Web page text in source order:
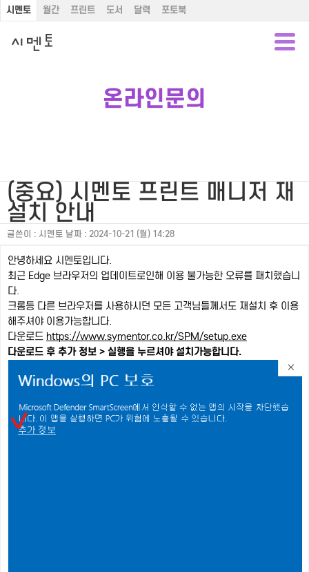
시멘토 월간 프린트 도서 달력 포토북
온라인문의
(중요) 시멘토 프린트 매니저 재
설치 안내
글쓴이 : 시멘토 날짜 : 2024-10-21 (월) 14:28
안녕하세요 시멘토입니다.
최근 Edge 브라우저의 업데이트로인해 이용 불가능한 오류를 패치했습니
다.
크롬등 다른 브라우저를 사용하시던 모든 고객님들께서도 재설치 후 이용
해주셔야 이용가능합니다.
다운로드 https://www.symentor.co.kr/SPM/setup.exe
다운로드 후 추가 정보 > 실행을 누르셔야 설치가능합니다.